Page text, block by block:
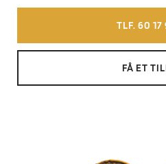
TLF. 60 17
FÅ ET